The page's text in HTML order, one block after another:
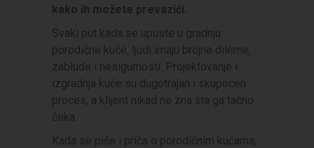
kako ih možete prevazići.
Svaki put kada se upuste u gradnju
porodične kuće, ljudi imaju brojne dileme,
zablude i nesigurnosti. Projektovanje i
izgradnja kuće su dugotrajan i skupocen
proces, a klijent nikad ne zna šta ga tačno
čeka.
Kada se piše i priča o porodičnim kućama,